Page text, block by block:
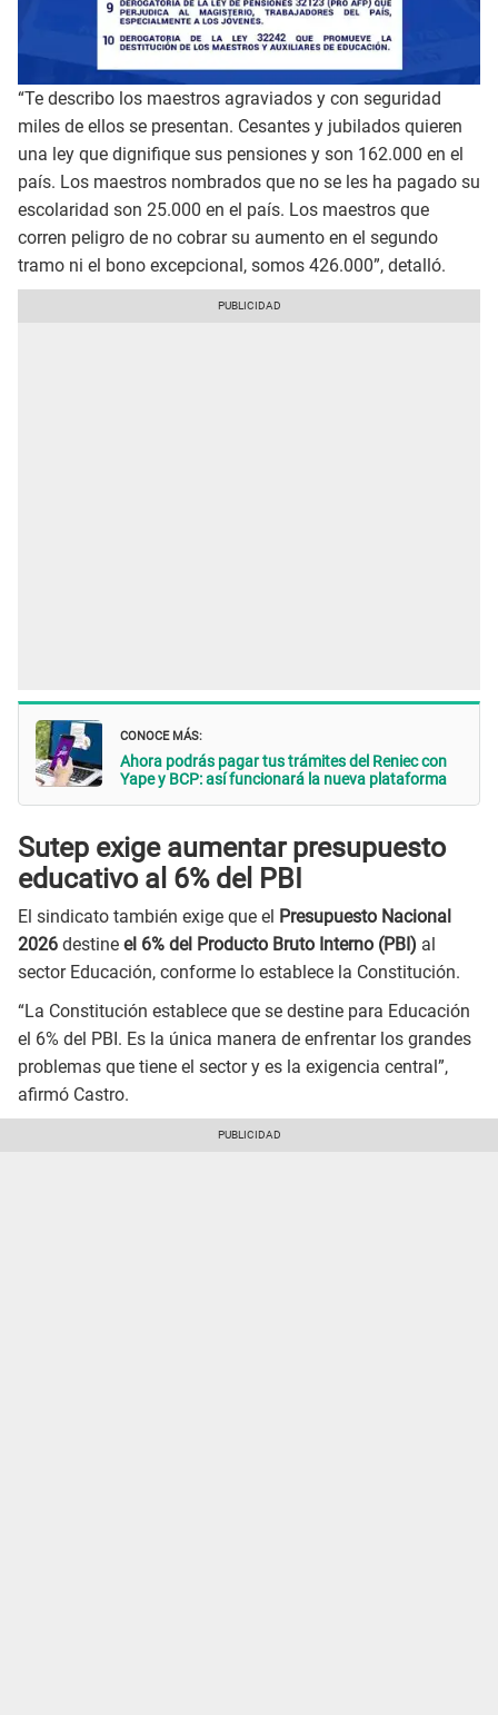
“Te describo los maestros agraviados y con seguridad
miles de ellos se presentan. Cesantes y jubilados quieren
una ley que dignifique sus pensiones y son 162.000 en el
país. Los maestros nombrados que no se les ha pagado su
escolaridad son 25.000 en el país. Los maestros que
corren peligro de no cobrar su aumento en el segundo
tramo ni el bono excepcional, somos 426.000”, detalló.
CONOCE MÁS:
Ahora podrás pagar tus trámites del Reniec con
Yape y BCP: así funcionará la nueva plataforma
Sutep exige aumentar presupuesto
educativo al 6% del PBI
El sindicato también exige que el Presupuesto Nacional
2026 destine el 6% del Producto Bruto Interno (PBI) al
sector Educación, conforme lo establece la Constitución.
“La Constitución establece que se destine para Educación
el 6% del PBI. Es la única manera de enfrentar los grandes
problemas que tiene el sector y es la exigencia central”,
afirmó Castro.